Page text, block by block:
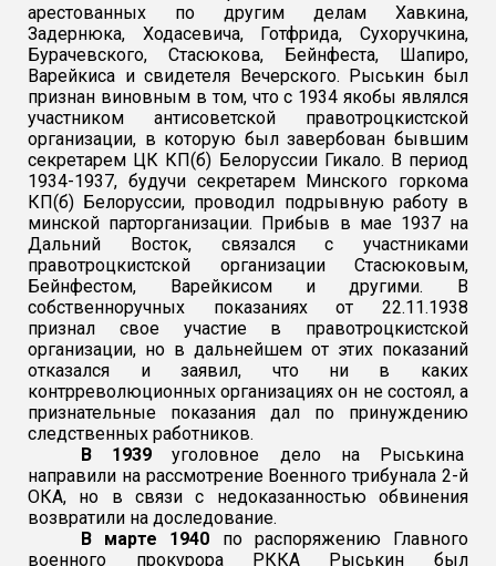
арестованных по другим делам Хавкина,
Задернюка, Ходасевича, Готфрида, Сухоручкина,
Бурачевского, Стасюкова, Бейнфеста, Шапиро,
Варейкиса и свидетеля Вечерского. Рыськин был
признан виновным в том, что с 1934 якобы являлся
участником антисоветской правотроцкистской
организации, в которую был завербован бывшим
секретарем ЦК КП(б) Белоруссии Гикало. В период
1934-1937, будучи секретарем Минского горкома
КП(б) Белоруссии, проводил подрывную работу в
минской парторганизации. Прибыв в мае 1937 на
Дальний Восток, связался с участниками
правотроцкистской организации Стасюковым,
Бейнфестом, Варейкисом и другими. В
собственноручных показаниях от 22.11.1938
признал свое участие в правотроцкистской
организации, но в дальнейшем от этих показаний
отказался и заявил, что ни в каких
контрреволюционных организациях он не состоял, а
признательные показания дал по принуждению
следственных работников.
В 1939 уголовное дело на Рыськина
направили на рассмотрение Военного трибунала 2-й
ОКА, но в связи с недоказанностью обвинения
возвратили на доследование.
В марте 1940 по распоряжению Главного
военного прокурора РККА Рыськин был